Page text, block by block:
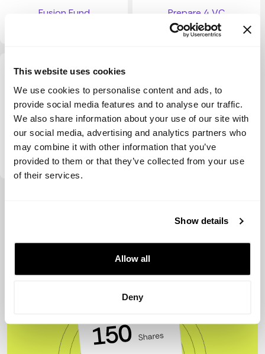
This website uses cookies
We use cookies to personalise content and ads, to
provide social media features and to analyse our traffic.
We also share information about your use of our site with
our social media, advertising and analytics partners who
may combine it with other information that you’ve
provided to them or that they’ve collected from your use
of their services.
Show details
Allow all
Deny
Fusion Fund Prepare 4 VC
Paua Ventures